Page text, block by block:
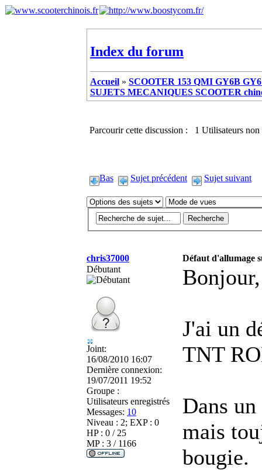
Index du forum
Accueil » SCOOTER 153 QMI GY6B
SUJETS MECANIQUES SCOOTER
Parcourir cette discussion : 1 Utilisateurs non
Bas Sujet précédent Sujet suivant
chris37000
Défaut d'allumage
Débutant
Joint:
16/08/2010 16:07
Dernière connexion:
19/07/2011 19:52
Groupe :
Utilisateurs enregistrés
Messages: 10
Niveau : 2; EXP : 0
HP : 0 / 25
MP : 3 / 1166
Bonjour,
J'ai un
TNT
Dans
mais
bougie.